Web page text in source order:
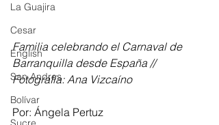
La Guajira
Cesar
English
San Andres
Bolívar
Familia celebrando el Carnaval de
Barranquilla desde España //
Fotografía: Ana Vizcaíno
Por: Ángela Pertuz